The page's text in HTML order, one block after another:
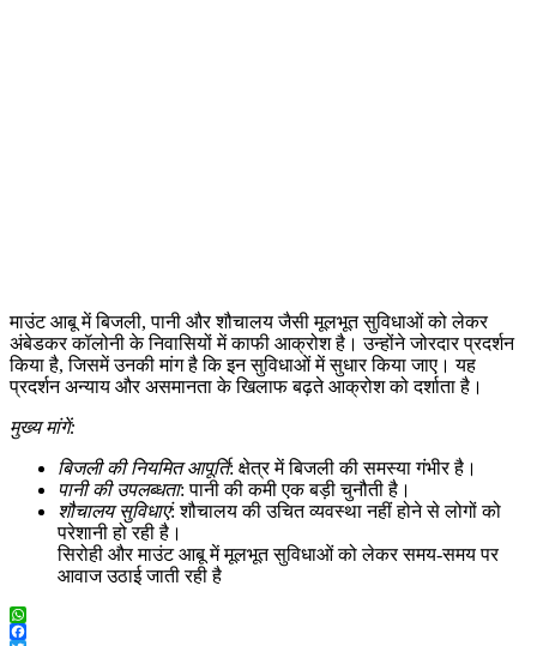
माउंट आबू में बिजली, पानी और शौचालय जैसी मूलभूत सुविधाओं को लेकर
अंबेडकर कॉलोनी के निवासियों में काफी आक्रोश है। उन्होंने जोरदार प्रदर्शन
किया है, जिसमें उनकी मांग है कि इन सुविधाओं में सुधार किया जाए। यह
प्रदर्शन अन्याय और असमानता के खिलाफ बढ़ते आक्रोश को दर्शाता है।
मुख्य मांगें:
बिजली की नियमित आपूर्ति: क्षेत्र में बिजली की समस्या गंभीर है।
पानी की उपलब्धता: पानी की कमी एक बड़ी चुनौती है।
शौचालय सुविधाएं: शौचालय की उचित व्यवस्था नहीं होने से लोगों को
परेशानी हो रही है।
सिरोही और माउंट आबू में मूलभूत सुविधाओं को लेकर समय-समय पर
आवाज उठाई जाती रही है
WhatsApp